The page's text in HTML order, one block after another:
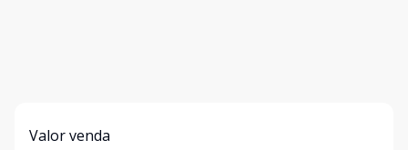
Valor venda